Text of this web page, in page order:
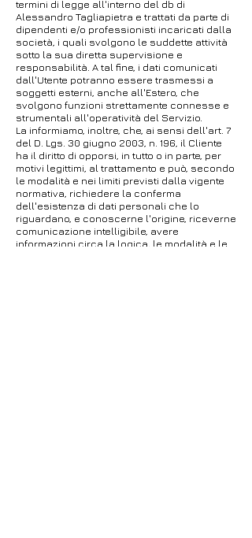
termini di legge all'interno del db di
Alessandro Tagliapietra e trattati da parte di
dipendenti e/o professionisti incaricati dalla
società, i quali svolgono le suddette attività
sotto la sua diretta supervisione e
responsabilità. A tal fine, i dati comunicati
dall'Utente potranno essere trasmessi a
soggetti esterni, anche all'Estero, che
svolgono funzioni strettamente connesse e
strumentali all'operatività del Servizio.
La informiamo, inoltre, che, ai sensi dell'art. 7
del D. Lgs. 30 giugno 2003, n. 196, il Cliente
ha il diritto di opporsi, in tutto o in parte, per
motivi legittimi, al trattamento e può, secondo
le modalità e nei limiti previsti dalla vigente
normativa, richiedere la conferma
dell'esistenza di dati personali che lo
riguardano, e conoscerne l'origine, riceverne
comunicazione intelligibile, avere
informazioni circa la logica, le modalità e le